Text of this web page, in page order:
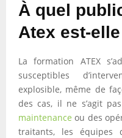
À quel
Atex est-
La formation ATEX
susceptibles
explosible, même de
des cas, il ne s’agit
maintenance ou des
traitants, les équipes